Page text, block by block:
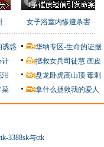
女子浴室内惨遭杀害
诱惑
华纳专区-生命的证据
计 拯救女兵司徒慧 画皮
盘龙卧虎高山顶 毒刺
菜 拿什么拯救我的爱人
3388sk与ctk